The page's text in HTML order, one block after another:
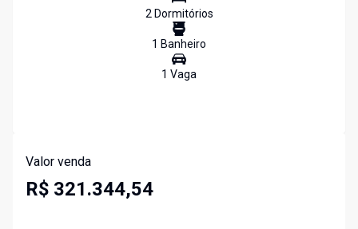
2Dormitórios
1 Banheiro
1 Vaga
Valor venda
R$ 321.344,54